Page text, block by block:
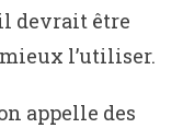
devrait être
l’utiliser.
appelle des